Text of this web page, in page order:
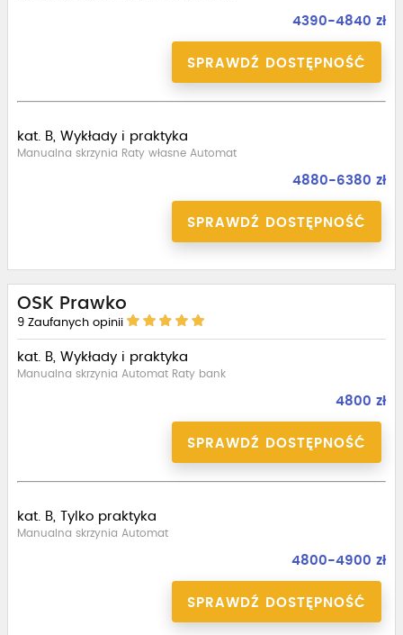
4390-4840 zł
SPRAWDŹ DOSTĘPNOŚĆ
kat. B, Wykłady i praktyka
Manualna skrzynia Raty własne Automat
4880-6380 zł
SPRAWDŹ DOSTĘPNOŚĆ
OSK Prawko
9 Zaufanych opinii
kat. B, Wykłady i praktyka
Manualna skrzynia Automat Raty bank
4800 zł
SPRAWDŹ DOSTĘPNOŚĆ
kat. B, Tylko praktyka
Manualna skrzynia Automat
4800-4900 zł
SPRAWDŹ DOSTĘPNOŚĆ